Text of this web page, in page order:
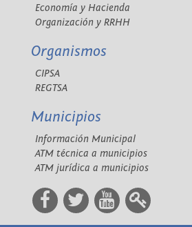
Economía y Hacienda
Organización y RRHH
Organismos
CIPSA
REGTSA
Municipios
Información Municipal
ATM técnica a municipios
ATM jurídica a municipios